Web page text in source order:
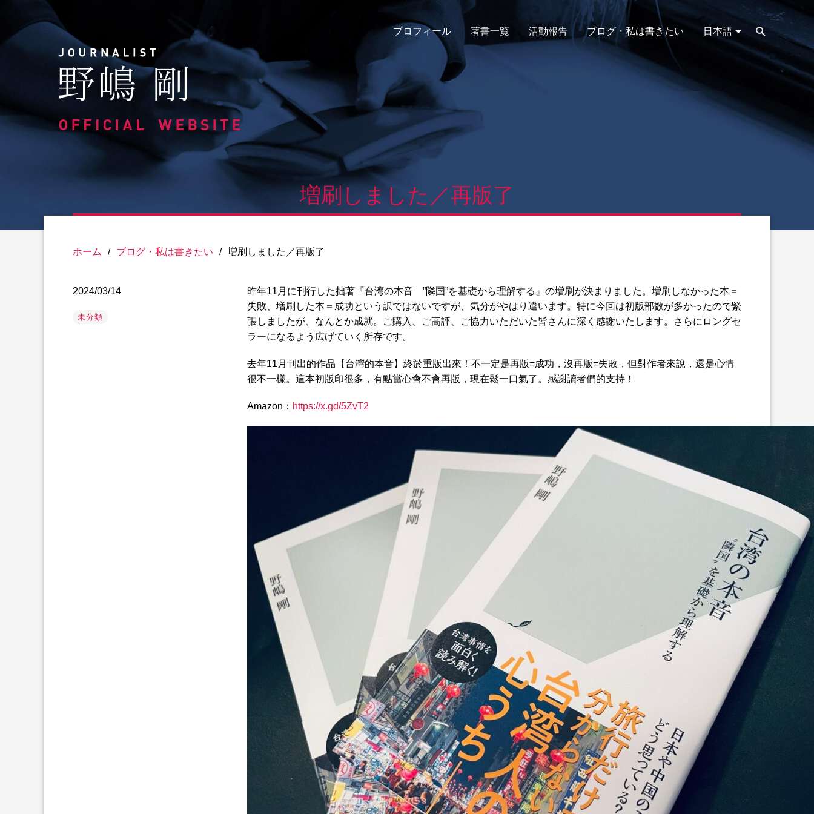
content
プロフィール 著書一覧 活動報告 ブログ・私は書きたい 日本語
増刷しました／再版了
ホーム / ブログ・私は書きたい / 増刷しました／再版了
2024/03/14
未分類
昨年11月に刊行した拙著『台湾の本音 ”隣国”を基礎から理解する』の増刷が決まりました。増刷しなかった本＝
失敗、増刷した本＝成功という訳ではないですが、気分がやはり違います。特に今回は初版部数が多かったので緊
張しましたが、なんとか成就。ご購入、ご高評、ご協力いただいた皆さんに深く感謝いたします。さらにロングセ
ラーになるよう広げていく所存です。
去年11月刊出的作品【台灣的本音】終於重版出來！不一定是再版=成功，沒再版=失敗，但對作者來說，還是心情
很不一樣。這本初版印很多，有點當心會不會再版，現在鬆一口氣了。感謝讀者們的支持！
Amazon： https://x.gd/5ZvT2